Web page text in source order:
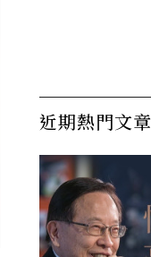
近期熱門文章